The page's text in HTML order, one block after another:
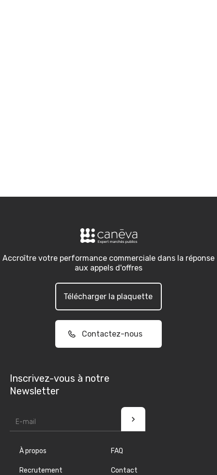
Accroître votre performance commerciale dans la réponse
aux appels d'offres
Télécharger la plaquette
Contactez-nous
Inscrivez-vous à notre
Newsletter
À propos
Recrutement
FAQ
Contact